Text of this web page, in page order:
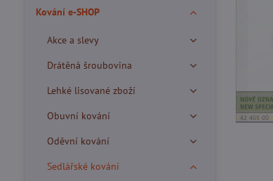
Kování e-SHOP
Akce a slevy
Drátěná šroubovina
Lehké lisované zboží
Obuvní kování
Oděvní kování
Sedlářské kování